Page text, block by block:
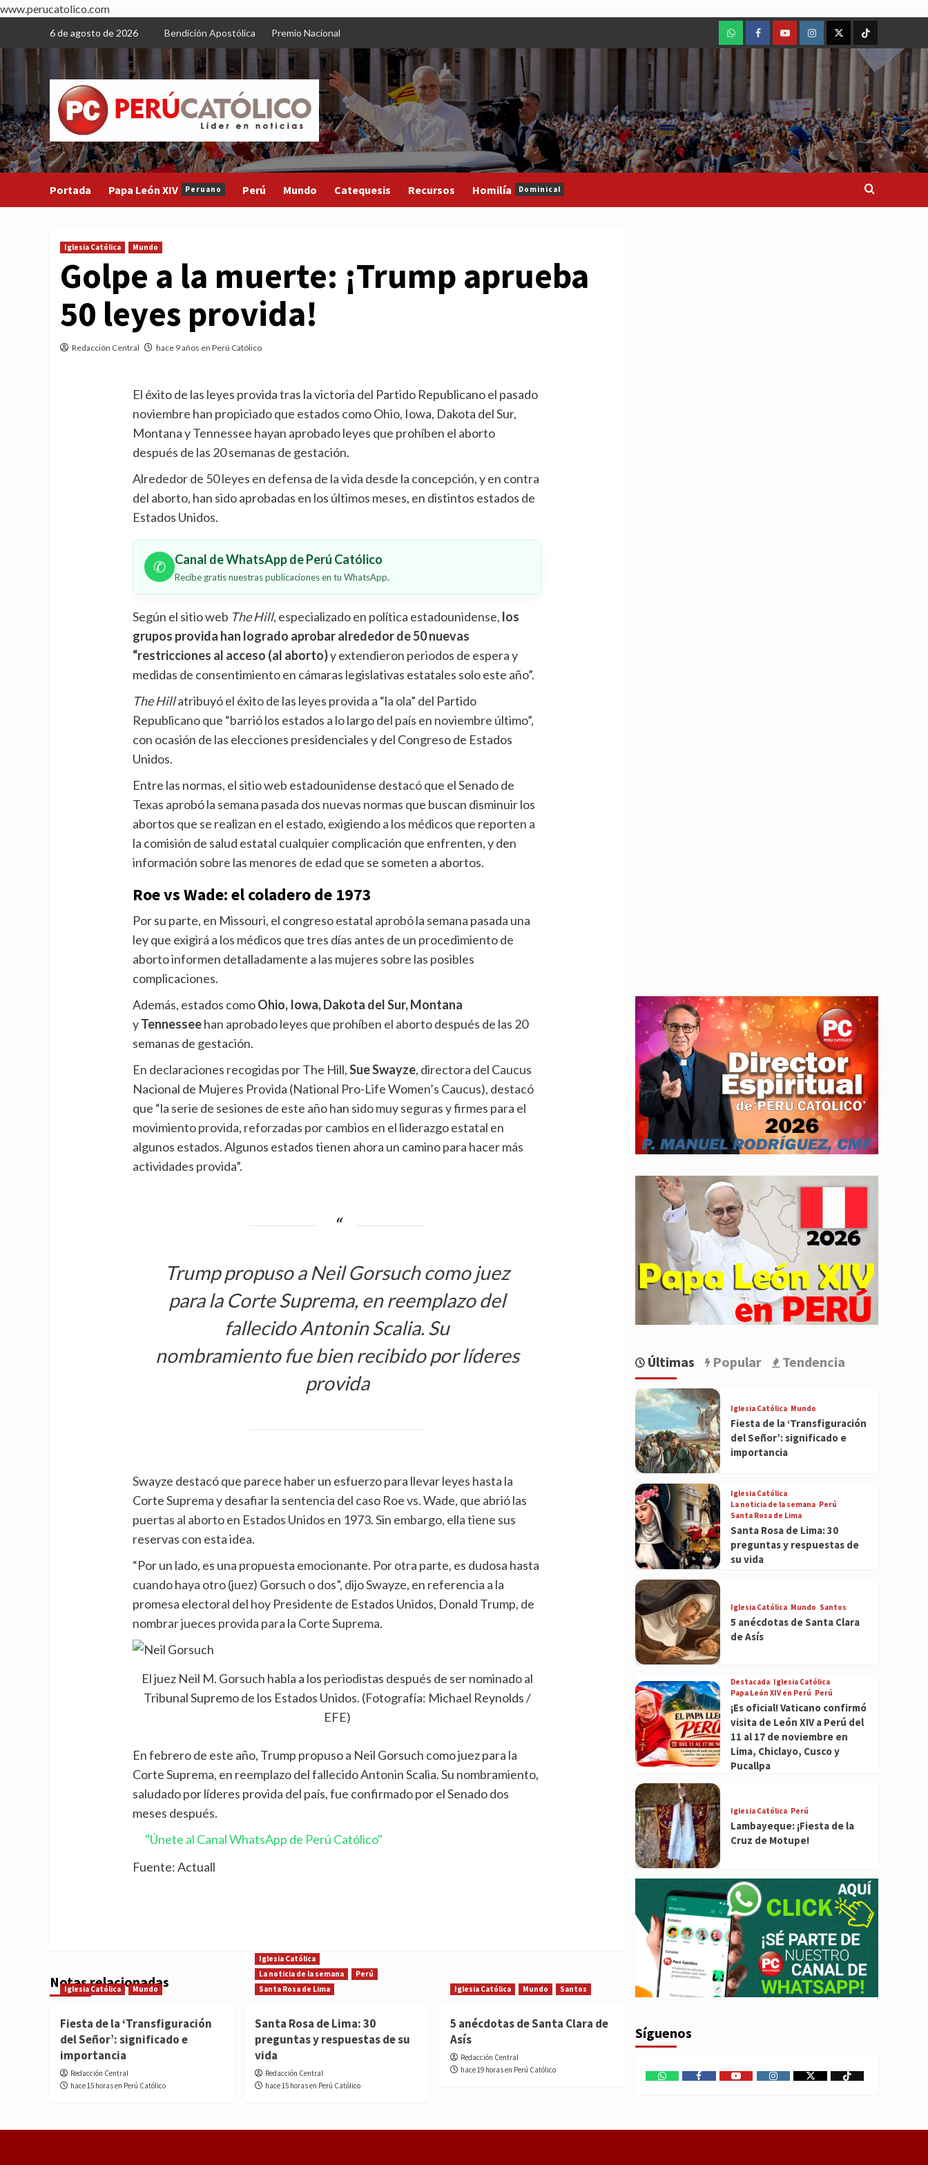
www.perucatolico.com
content
6 de agosto de 2026 Bendición Apostólica Premio Nacional
WhatsAppFacebookYoutubeInstagram
X TikTok
Portada Papa León XIV Peruano Perú Mundo Catequesis Recursos Homilía Dominical
Iglesia Católica Mundo
Golpe a la muerte: ¡Trump aprueba
50 leyes provida!
Redacción Central hace 9 años en Perú Católico
El éxito de las leyes provida tras la victoria del Partido Republicano el pasado
noviembre han propiciado que estados como Ohio, Iowa, Dakota del Sur,
Montana y Tennessee hayan aprobado leyes que prohíben el aborto
después de las 20 semanas de gestación.
Alrededor de 50 leyes en defensa de la vida desde la concepción, y en contra
del aborto, han sido aprobadas en los últimos meses, en distintos estados de
Estados Unidos.
✆ Canal de WhatsApp de Perú Católico
Recibe gratis nuestras publicaciones en tu WhatsApp.
Según el sitio web The Hill, especializado en política estadounidense, los
grupos provida han logrado aprobar alrededor de 50 nuevas
“restricciones al acceso (al aborto)y extendieron periodos de espera y
medidas de consentimiento en cámaras legislativas estatales solo este año”.
The Hillatribuyó el éxito de las leyes provida a “la ola” del Partido
Republicano que “barrió los estados a lo largo del país en noviembre último”,
con ocasión de las elecciones presidenciales y del Congreso de Estados
Unidos.
Entre las normas, el sitio web estadounidense destacó que el Senado de
Texas aprobó la semana pasada dos nuevas normas que buscan disminuir los
abortos que se realizan en el estado, exigiendo a los médicos que reporten a
la comisión de salud estatal cualquier complicación que enfrenten, y den
información sobre las menores de edad que se someten a abortos.
Roe vs Wade: el coladero de 1973
Por su parte, en Missouri, el congreso estatal aprobó la semana pasada una
ley que exigirá a los médicos que tres días antes de un procedimiento de
aborto informen detalladamente a las mujeres sobre las posibles
complicaciones.
Además, estados comoOhio, Iowa, Dakota del Sur, Montana
yTennesseehan aprobado leyes que prohíben el aborto después de las 20
semanas de gestación.
En declaraciones recogidas por The Hill,Sue Swayze, directora del Caucus
Nacional de Mujeres Provida (National Pro-Life Women’s Caucus), destacó
que “la serie de sesiones de este año han sido muy seguras y firmes para el
movimiento provida, reforzadas por cambios en el liderazgo estatal en
algunos estados. Algunos estados tienen ahora un camino para hacer más
actividades provida”.
Trump propuso a Neil Gorsuch como juez
para la Corte Suprema, en reemplazo del
fallecido Antonin Scalia. Su
nombramiento fue bien recibido por líderes
provida
Swayze destacó que parece haber un esfuerzo para llevar leyes hasta la
Corte Suprema y desafiar la sentencia del caso Roe vs. Wade, que abrió las
puertas al aborto en Estados Unidos en 1973. Sin embargo, ella tiene sus
reservas con esta idea.
“Por un lado, es una propuesta emocionante. Por otra parte, es dudosa hasta
cuando haya otro (juez) Gorsuch o dos”, dijo Swayze, en referencia a la
promesa electoral del hoy Presidente de Estados Unidos, Donald Trump, de
nombrar jueces provida para la Corte Suprema.
El juez Neil M. Gorsuch habla a los periodistas después de ser nominado al
Tribunal Supremo de los Estados Unidos. (Fotografía: Michael Reynolds /
EFE)
En febrero de este año, Trump propuso a Neil Gorsuch como juez para la
Corte Suprema, en reemplazo del fallecido Antonin Scalia. Su nombramiento,
saludado por líderes provida del país, fue confirmado por el Senado dos
meses después.
"Únete al Canal WhatsApp de Perú Católico"
Fuente: Actuall
Notas relacionadas
Iglesia Católica Mundo
Fiesta de la ‘Transfiguración
del Señor’: significado e
importancia
Redacción Central
hace 15 horas en Perú Católico
Iglesia Católica
La noticia de la semana
Perú
Santa Rosa de Lima
Santa Rosa de Lima: 30
preguntas y respuestas de su
vida
Redacción Central
hace 15 horas en Perú Católico
Iglesia Católica Mundo Santos
5 anécdotas de Santa Clara de
Asís
Redacción Central
hace 19 horas en Perú Católico
Últimas Popular Tendencia
Iglesia Católica Mundo
Fiesta de la ‘Transfiguración
del Señor’: significado e
importancia
Iglesia Católica
La noticia de la semana Perú
Santa Rosa de Lima
Santa Rosa de Lima: 30
preguntas y respuestas de
su vida
Iglesia Católica Mundo Santos
5 anécdotas de Santa Clara
de Asís
Destacada Iglesia Católica
Papa León XIV en Perú Perú
¡Es oficial! Vaticano confirmó
visita de León XIV a Perú del
11 al 17 de noviembre en
Lima, Chiclayo, Cusco y
Pucallpa
Iglesia Católica Perú
Lambayeque: ¡Fiesta de la
Cruz de Motupe!
Síguenos
WhatsAppFacebookYoutubeInstagram
X TikTok